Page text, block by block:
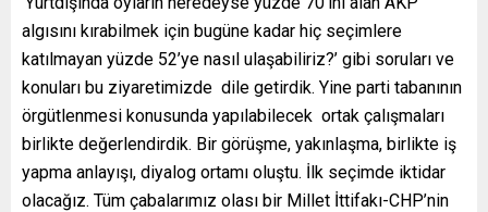
algısını kırabilmek için bugüne kadar hiç seçimlere
katılmayan yüzde 52’ye nasıl ulaşabiliriz?’ gibi soruları ve
konuları bu ziyaretimizde dile getirdik. Yine parti tabanının
örgütlenmesi konusunda yapılabilecek ortak çalışmaları
birlikte değerlendirdik. Bir görüşme, yakınlaşma, birlikte iş
yapma anlayışı, diyalog ortamı oluştu. İlk seçimde iktidar
olacağız. Tüm çabalarımız olası bir Millet İttifakı-CHP’nin